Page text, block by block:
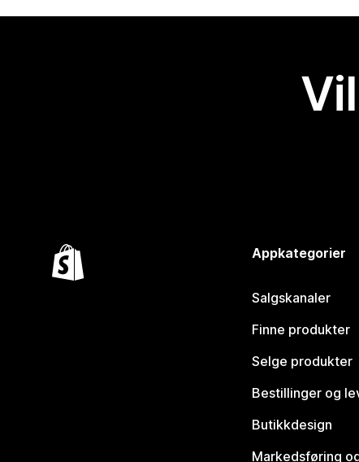
Appkategorier
Salgskanaler
Finne produkter
Selge produkter
Bestillinger og
Butikkdesign
Markedsføring